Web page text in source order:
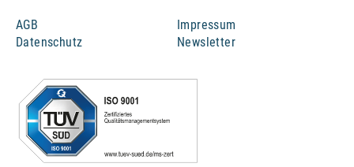
Rammschutz
Montage und Umzug
Maschinenrevision
Engineering
AGB
Impressum
Datenschutz
Newsletter